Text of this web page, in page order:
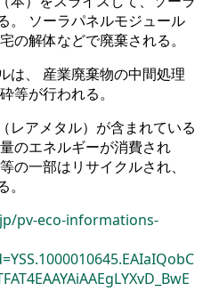
。 ソーラパネルモジュール
の解体などで廃棄される。
は、 産業廃棄物の中間処理
等が行われる。
レアメタル）が含まれている
のエネルギーが消費され
の一部はリサイクルされ、
pv-eco-informations-